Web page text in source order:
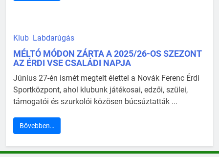
Klub Labdarúgás
MÉLTÓ MÓDON ZÁRTA A 2025/26-OS SZEZONT
AZ ÉRDI VSE CSALÁDI NAPJA
Június 27-én ismét megtelt élettel a Novák Ferenc Érdi
Sportközpont, ahol klubunk játékosai, edzői, szülei,
támogatói és szurkolói közösen búcsúztatták ...
Bővebben…